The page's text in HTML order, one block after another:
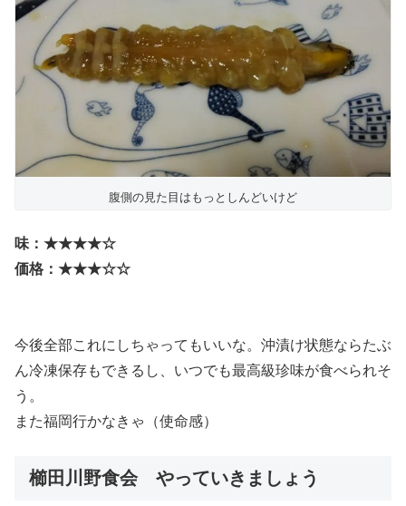
腹側の見た目はもっとしんどいけど
味：★★★★☆
価格：★★★☆☆
今後全部これにしちゃってもいいな。沖漬け状態ならたぶ
ん冷凍保存もできるし、いつでも最高級珍味が食べられそ
う。
また福岡行かなきゃ（使命感）
櫛田川野食会 やっていきましょう